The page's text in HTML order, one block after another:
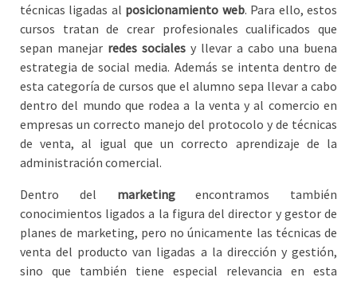
técnicas ligadas al posicionamiento web. Para ello, estos
cursos tratan de crear profesionales cualificados que
sepan manejar redes sociales y llevar a cabo una buena
estrategia de social media. Además se intenta dentro de
esta categoría de cursos que el alumno sepa llevar a cabo
dentro del mundo que rodea a la venta y al comercio en
empresas un correcto manejo del protocolo y de técnicas
de venta, al igual que un correcto aprendizaje de la
administración comercial.
Dentro del marketingencontramos también
conocimientos ligados a la figura del director y gestor de
planes de marketing, pero no únicamente las técnicas de
venta del producto van ligadas a la dirección y gestión,
sino que también tiene especial relevancia en esta